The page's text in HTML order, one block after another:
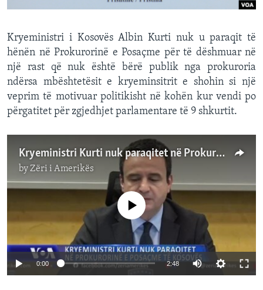
Kryeministri i Kosovës Albin Kurti nuk u paraqit të
hënën në Prokurorinë e Posaçme për të dëshmuar në
një rast që nuk është bërë publik nga prokuroria
ndërsa mbështetësit e kryeminsitrit e shohin si një
veprim të motivuar politikisht në kohën kur vendi po
përgatitet për zgjedhjet parlamentare të 9 shkurtit.
Kryeministri Kurti nuk paraqitet në Prokurorinë e Posaçme të Kosovës
byZëri i Amerikës
No media source currently available
0:00 2:48